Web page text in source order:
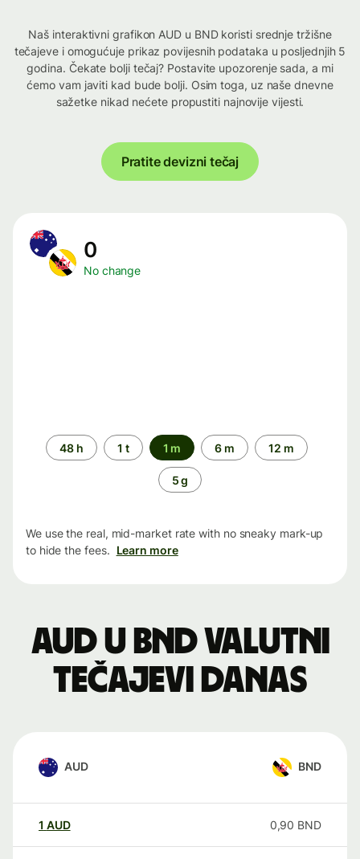
Naš interaktivni grafikon AUD u BND koristi srednje tržišne
tečajeve i omogućuje prikaz povijesnih podataka u posljednjih 5
godina. Čekate bolji tečaj? Postavite upozorenje sada, a mi
ćemo vam javiti kad bude bolji. Osim toga, uz naše dnevne
sažetke nikad nećete propustiti najnovije vijesti.
Pratite devizni tečaj
0
No change
Time
period
48 h 1 t 1 m 6 m 12 m
5 g
We use the real, mid-market rate with no sneaky mark-up
to hide the fees. Learn more
AUD u BND valutni
tečajevi danas
AUD BND
1 AUD 0,90 BND